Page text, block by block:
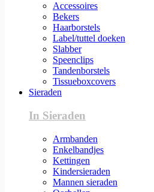
Accessoires
Bekers
Haarborstels
Label/tuttel doeken
Slabber
Speenclips
Tandenborstels
Tissueboxcovers
Sieraden
In Sieraden
Armbanden
Enkelbandjes
Kettingen
Kindersieraden
Mannen sieraden